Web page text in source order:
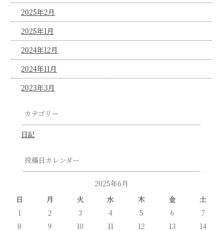
2025年2月
2025年1月
2024年12月
2024年11月
2023年3月
カテゴリー
日記
投稿日カレンダー
2025年6月
日
月 火 水 木 金
土
1
2 3 4 5 6
7
8
9 10 11 12 13 14